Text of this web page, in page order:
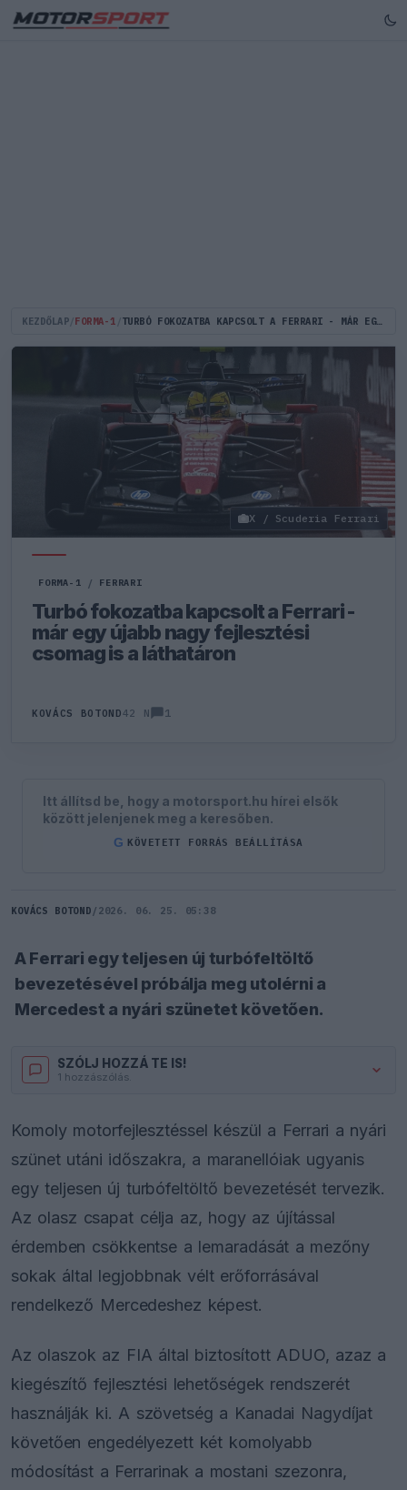
KEZDŐLAP FORMA-1 TURBÓ FOKOZATBA KAPCSOLT A FERRARI - MÁR EGY ÚJABB NAGY FEJLESZTÉSI CSOMAG IS A LÁTHATÁRON
X / Scuderia Ferrari
FORMA-1 / FERRARI
Turbó fokozatba kapcsolt a Ferrari -
már egy újabb nagy fejlesztési
csomag is a láthatáron
KOVÁCS BOTOND42 N 1
Itt állítsd be, hogy a motorsport.hu hírei elsők
között jelenjenek meg a keresőben.
G KÖVETETT FORRÁS BEÁLLÍTÁSA
KOVÁCS BOTOND / 2026. 06. 25. 05:38
A Ferrari egy teljesen új turbófeltöltő
bevezetésével próbálja meg utolérni a
Mercedest a nyári szünetet követően.
SZÓLJ HOZZÁ TE IS!
1 hozzászólás.
Komoly motorfejlesztéssel készül a Ferrari a nyári
szünet utáni időszakra, a maranellóiak ugyanis
egy teljesen új turbófeltöltő bevezetését tervezik.
Az olasz csapat célja az, hogy az újítással
érdemben csökkentse a lemaradását a mezőny
sokak által legjobbnak vélt erőforrásával
rendelkező Mercedeshez képest.
Az olaszok az FIA által biztosított ADUO, azaz a
kiegészítő fejlesztési lehetőségek rendszerét
használják ki. A szövetség a Kanadai Nagydíjat
követően engedélyezett két komolyabb
módosítást a Ferrarinak a mostani szezonra,